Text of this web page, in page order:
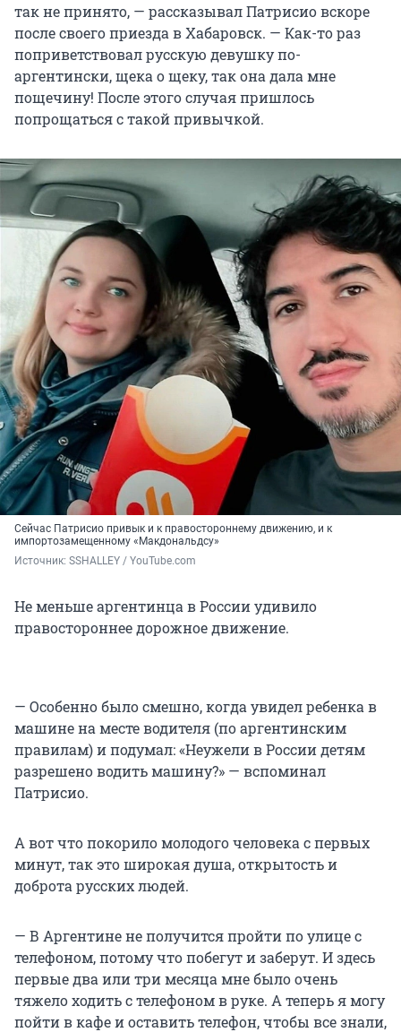
так не принято, — рассказывал Патрисио вскоре
после своего приезда в Хабаровск. — Как-то раз
поприветствовал русскую девушку по-
аргентински, щека о щеку, так она дала мне
пощечину! После этого случая пришлось
попрощаться с такой привычкой.
Сейчас Патрисио привык и к правостороннему движению, и к
импортозамещенному «Макдональдсу»
Источник: SSHALLEY / YouTube.com
Не меньше аргентинца в России удивило
правостороннее дорожное движение.
— Особенно было смешно, когда увидел ребенка в
машине на месте водителя (по аргентинским
правилам) и подумал: «Неужели в России детям
разрешено водить машину?» — вспоминал
Патрисио.
А вот что покорило молодого человека с первых
минут, так это широкая душа, открытость и
доброта русских людей.
— В Аргентине не получится пройти по улице с
телефоном, потому что побегут и заберут. И здесь
первые два или три месяца мне было очень
тяжело ходить с телефоном в руке. А теперь я могу
пойти в кафе и оставить телефон, чтобы все знали,